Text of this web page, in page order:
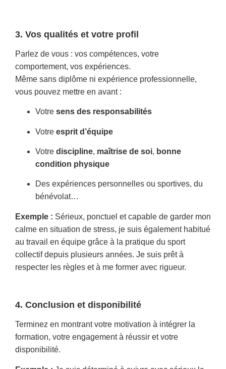
3. Vos qualités et votre profil
Parlez de vous : vos compétences, votre
comportement, vos expériences.
Même sans diplôme ni expérience professionnelle,
vous pouvez mettre en avant :
Votre sens des responsabilités
Votre esprit d’équipe
Votre discipline, maîtrise de soi, bonne
condition physique
Des expériences personnelles ou sportives, du
bénévolat…
Exemple : Sérieux, ponctuel et capable de garder mon
calme en situation de stress, je suis également habitué
au travail en équipe grâce à la pratique du sport
collectif depuis plusieurs années. Je suis prêt à
respecter les règles et à me former avec rigueur.
4. Conclusion et disponibilité
Terminez en montrant votre motivation à intégrer la
formation, votre engagement à réussir et votre
disponibilité.